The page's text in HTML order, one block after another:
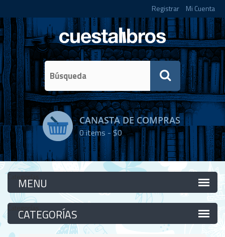
Registrar Mi Cuenta
CANASTA DE COMPRAS
0items -$0
Categorías
Categorías